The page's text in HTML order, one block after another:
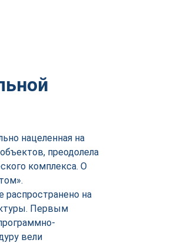
нацеленная на
преодолела
комплекса. О
распространено на
Первым
вели